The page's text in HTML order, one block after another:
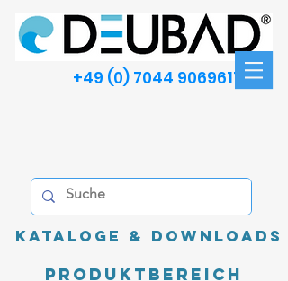
+49 (0) 7044 9069611
Kataloge & Downloads
Produktbereich